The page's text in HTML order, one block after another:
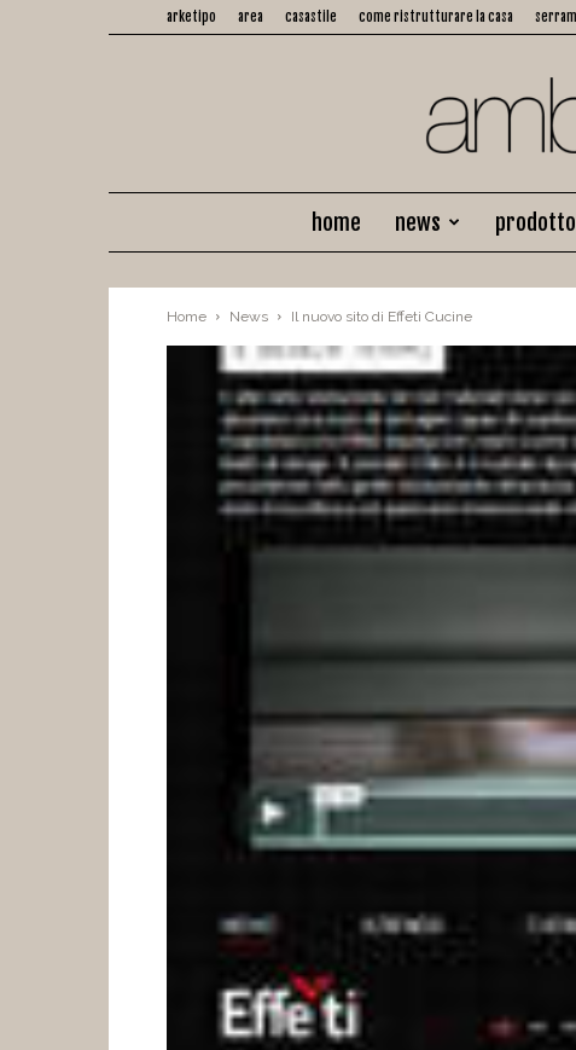
arketipo area casastile come ristrutturare la casa
home news prodotto
Home News Il nuovo sito di Effeti Cucine